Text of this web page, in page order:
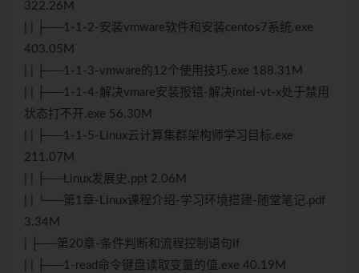
322.26M
| | ├──1-1-2-安装vmware软件和安装centos7系统.exe
403.05M
| | ├──1-1-3-vmware的12个使用技巧.exe 188.31M
| | ├──1-1-4-解决vmare安装报错-解决intel-vt-x处于禁用
状态打不开.exe 56.30M
| | ├──1-1-5-Linux云计算集群架构师学习目标.exe
211.07M
| | ├──Linux发展史.ppt 2.06M
| | └──第1章-Linux课程介绍-学习环境搭建-随堂笔记.pdf
3.34M
| ├──第20章-条件判断和流程控制语句If
| | ├──1-read命令键盘读取变量的值.exe 40.19M